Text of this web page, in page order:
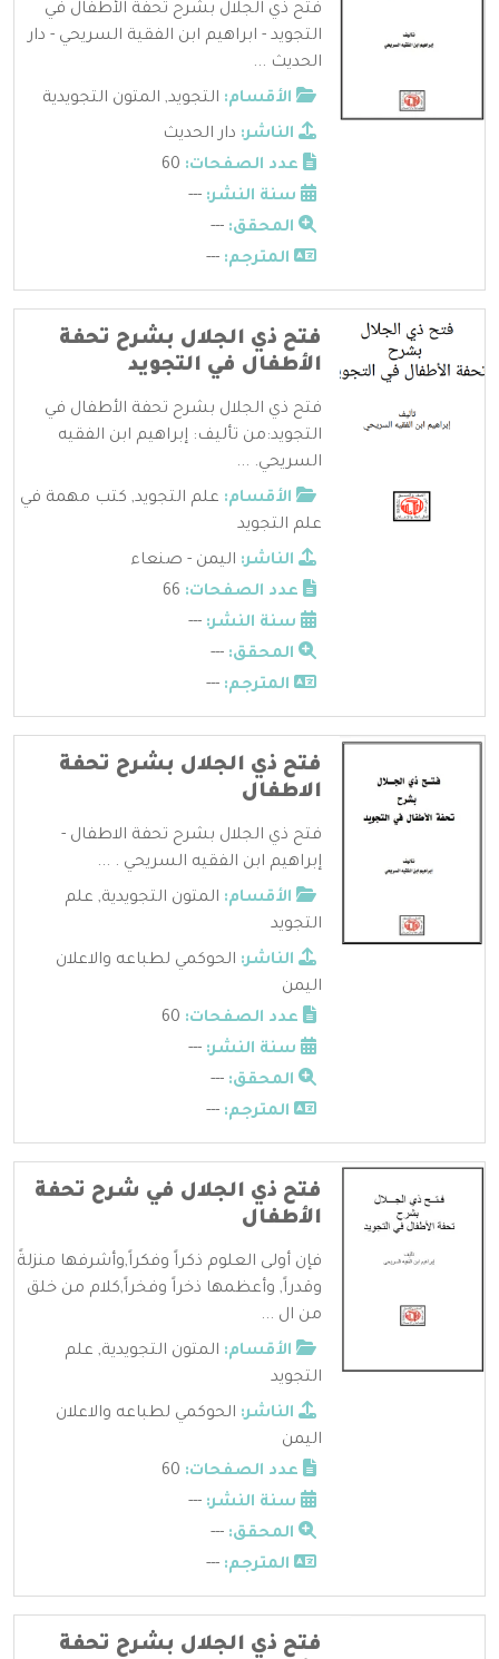
فتح ذي الجلال بشرح تحفة الأطفال في
التجويد - ابراهيم ابن الفقية السريحي - دار
الحديث ...
الأقسام: التجويد, المتون التجويدية
الناشر: دار الحديث
عدد الصفحات:
سنة النشر: ---
المحقق: ---
المترجم: ---
فتح ذي الجلال بشرح تحفة
الأطفال في التجويد
فتح ذي الجلال بشرح تحفة الأطفال في
التجويد:من تأليف: إبراهيم ابن الفقيه
السريحي. ...
الأقسام: علم التجويد, كتب مهمة في
علم التجويد
الناشر: اليمن - صنعاء
عدد الصفحات:
سنة النشر: ---
المحقق: ---
المترجم: ---
فتح ذي الجلال بشرح تحفة
الاطفال
فتح ذي الجلال بشرح تحفة الاطفال -
إبراهيم ابن الفقيه السريحي . ...
الأقسام: المتون التجويدية, علم
التجويد
الناشر: الحوكمي لطباعه والاعلان
اليمن
عدد الصفحات:
سنة النشر: ---
المحقق: ---
المترجم: ---
فتح ذي الجلال في شرح تحفة
الأطفال
فإن أولى العلوم ذكراً وفكراً,وأشرفها منزلةً
وقدراً, وأعظمها ذخراً وفخراً,كلام من خلق
من ال ...
الأقسام: المتون التجويدية, علم
التجويد
الناشر: الحوكمي لطباعه والاعلان
اليمن
عدد الصفحات:
سنة النشر: ---
المحقق: ---
المترجم: ---
فتح ذي الجلال بشرح تحفة